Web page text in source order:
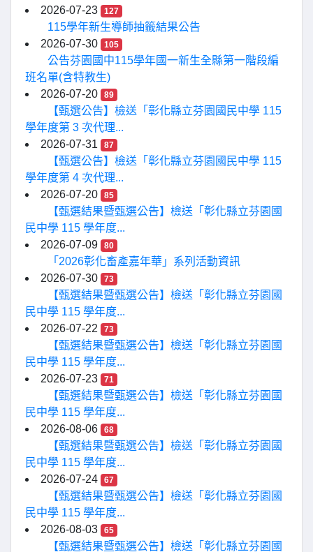
2026-07-23
127
115學年新生導師抽籤結果公告
2026-07-30
105
公告芬園國中115學年國一新生全縣第一階段編
班名單(含特教生)
2026-07-20
89
【甄選公告】檢送「彰化縣立芬園國民中學 115
學年度第 3 次代理...
2026-07-31
87
【甄選公告】檢送「彰化縣立芬園國民中學 115
學年度第 4 次代理...
2026-07-20
85
【甄選結果暨甄選公告】檢送「彰化縣立芬園國
民中學 115 學年度...
2026-07-09
80
「2026彰化畜產嘉年華」系列活動資訊
2026-07-30
73
【甄選結果暨甄選公告】檢送「彰化縣立芬園國
民中學 115 學年度...
2026-07-22
73
【甄選結果暨甄選公告】檢送「彰化縣立芬園國
民中學 115 學年度...
2026-07-23
71
【甄選結果暨甄選公告】檢送「彰化縣立芬園國
民中學 115 學年度...
2026-08-06
68
【甄選結果暨甄選公告】檢送「彰化縣立芬園國
民中學 115 學年度...
2026-07-24
67
【甄選結果暨甄選公告】檢送「彰化縣立芬園國
民中學 115 學年度...
2026-08-03
65
【甄選結果暨甄選公告】檢送「彰化縣立芬園國